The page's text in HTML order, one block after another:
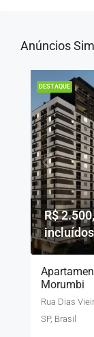
Anúncios
DESTAQUE
R$
Morumbi
Rua Dias
SP, Brasil